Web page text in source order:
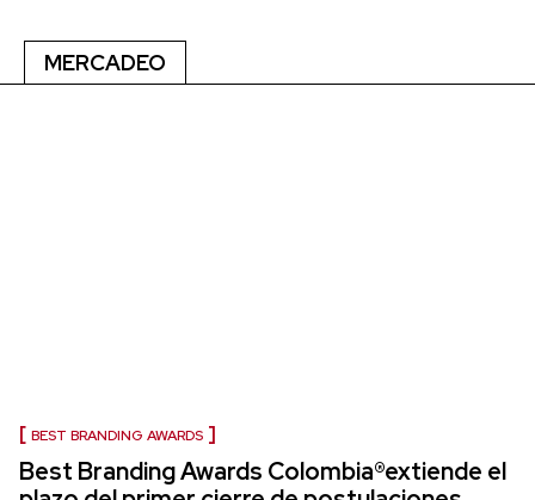
MERCADEO
BEST BRANDING AWARDS
Best Branding Awards Colombia®extiende el